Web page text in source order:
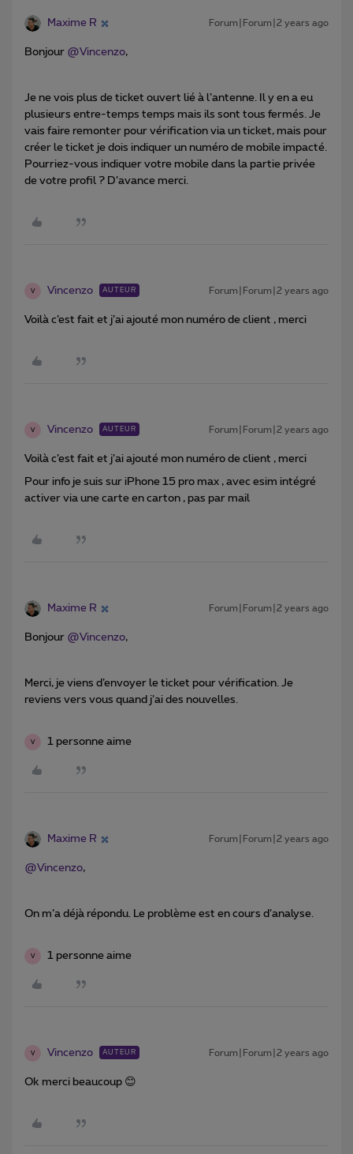
Maxime R Forum|Forum|2 years ago
Bonjour @Vincenzo,
Je ne vois plus de ticket ouvert lié à l’antenne. Il y en a eu
plusieurs entre-temps temps mais ils sont tous fermés. Je
vais faire remonter pour vérification via un ticket, mais pour
créer le ticket je dois indiquer un numéro de mobile impacté.
Pourriez-vous indiquer votre mobile dans la partie privée
de votre profil ? D’avance merci.
V Vincenzo AUTEUR Forum|Forum|2 years ago
Voilà c’est fait et j’ai ajouté mon numéro de client , merci
V Vincenzo AUTEUR Forum|Forum|2 years ago
Voilà c’est fait et j’ai ajouté mon numéro de client , merci
Pour info je suis sur iPhone 15 pro max , avec esim intégré
activer via une carte en carton , pas par mail
Maxime R Forum|Forum|2 years ago
Bonjour @Vincenzo,
Merci, je viens d’envoyer le ticket pour vérification. Je
reviens vers vous quand j’ai des nouvelles.
V 1 personne aime
Maxime R Forum|Forum|2 years ago
@Vincenzo,
On m’a déjà répondu. Le problème est en cours d’analyse.
V 1 personne aime
V Vincenzo AUTEUR Forum|Forum|2 years ago
Ok merci beaucoup 😊